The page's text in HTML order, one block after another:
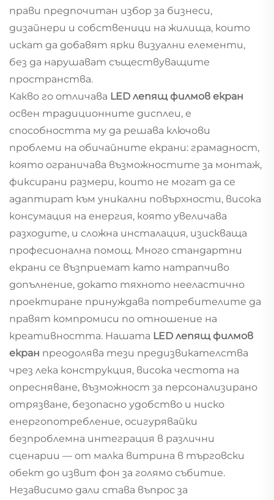
прави предпочитан избор за бизнеси,
дизайнери и собственици на жилища, които
искат да добавят ярки визуални елементи,
без да нарушават съществуващите
пространства.
Какво го отличава LED лепящ филмов екран
освен традиционните дисплеи, е
способността му да решава ключови
проблеми на обичайните екрани: грамадност,
която ограничава възможностите за монтаж,
фиксирани размери, които не могат да се
адаптират към уникални повърхности, висока
консумация на енергия, която увеличава
разходите, и сложна инсталация, изискваща
професионална помощ. Много стандартни
екрани се възприемат като натрапчиво
допълнение, докато тяхното нееластично
проектиране принуждава потребителите да
правят компромиси по отношение на
креативността. Нашата LED лепящ филмов
екран преодолява тези предизвикателства
чрез лека конструкция, висока честота на
опресняване, възможност за персонализирано
отрязване, безопасно удобство и ниско
енергопотребление, осигурявайки
безпроблемна интеграция в различни
сценарии — от малка витрина в търговски
обект до извит фон за голямо събитие.
Независимо дали става въпрос за